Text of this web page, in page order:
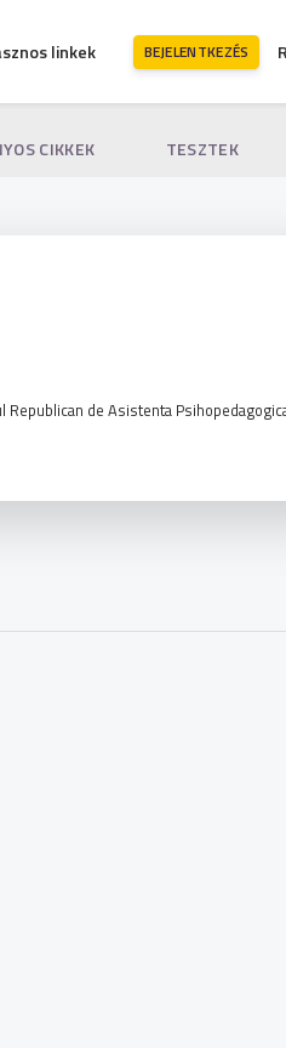
linkek BEJELENTKEZÉS
CIKKEK TESZTEK
de Asistenta